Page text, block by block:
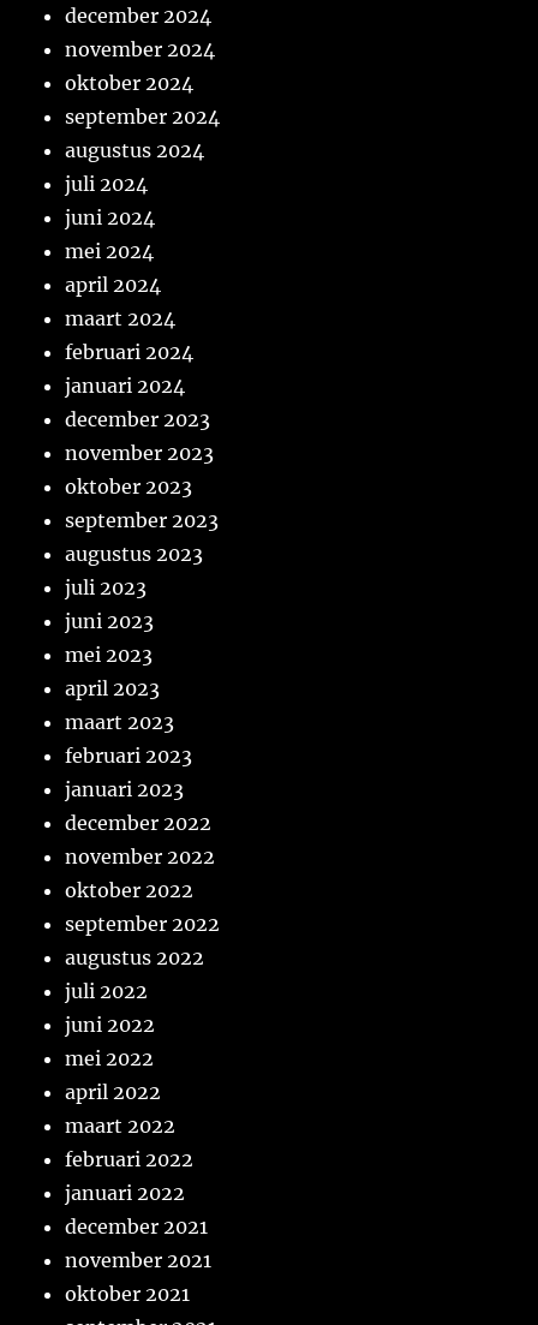
december 2024
november 2024
oktober 2024
september 2024
augustus 2024
juli 2024
juni 2024
mei 2024
april 2024
maart 2024
februari 2024
januari 2024
december 2023
november 2023
oktober 2023
september 2023
augustus 2023
juli 2023
juni 2023
mei 2023
april 2023
maart 2023
februari 2023
januari 2023
december 2022
november 2022
oktober 2022
september 2022
augustus 2022
juli 2022
juni 2022
mei 2022
april 2022
maart 2022
februari 2022
januari 2022
december 2021
november 2021
oktober 2021